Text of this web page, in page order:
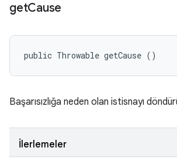
getCause
public Throwable getCause ()
Başarısızlığa neden olan istisnayı
İlerlemeler